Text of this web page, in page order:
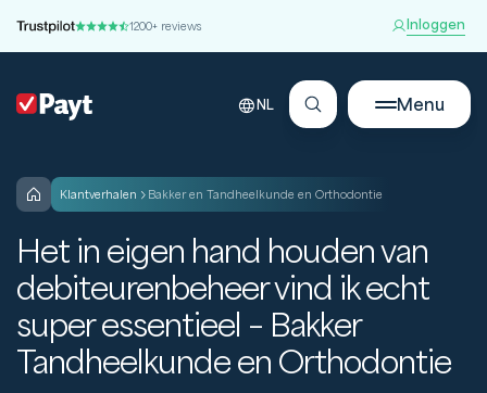
1200+ reviews Inloggen
NL Menu
klantverhalen Bakker en Tandheelkunde en Orthodontie
Het in eigen hand houden van
debiteurenbeheer vind ik echt
super essentieel – Bakker
Tandheelkunde en Orthodontie